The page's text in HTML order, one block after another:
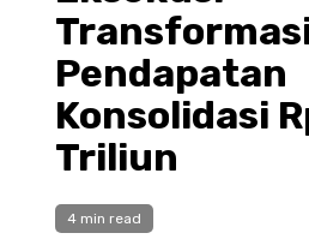
Pendapatan
Konsolidasi
Triliun
4 min read